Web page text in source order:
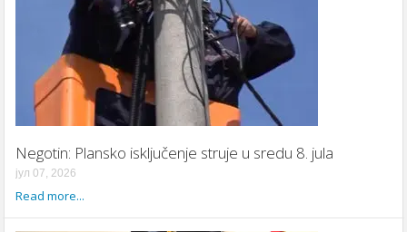
Negotin: Plansko isključenje struje u sredu 8. jula
јул 07, 2026
Read more...